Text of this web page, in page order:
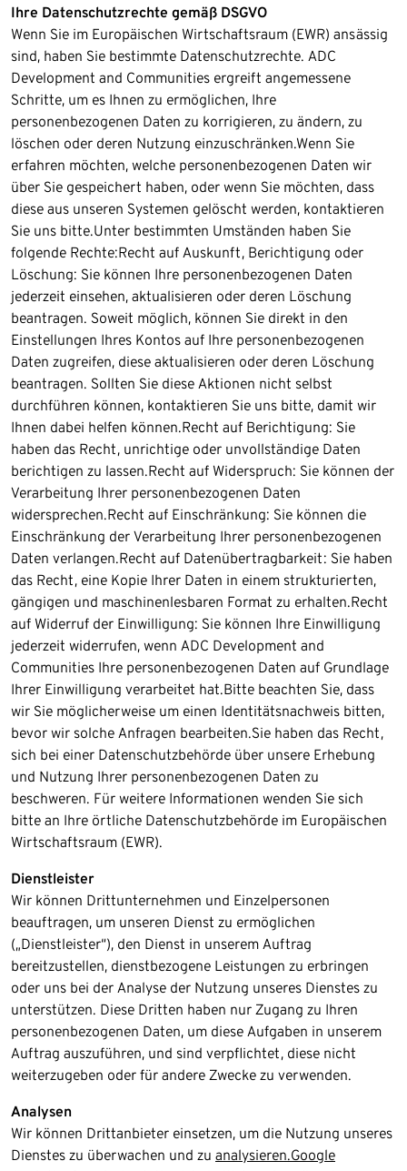
Ihre Datenschutzrechte gemäß DSGVO
Wenn Sie im Europäischen Wirtschaftsraum (EWR) ansässig
sind, haben Sie bestimmte Datenschutzrechte. ADC
Development and Communities ergreift angemessene
Schritte, um es Ihnen zu ermöglichen, Ihre
personenbezogenen Daten zu korrigieren, zu ändern, zu
löschen oder deren Nutzung einzuschränken.Wenn Sie
erfahren möchten, welche personenbezogenen Daten wir
über Sie gespeichert haben, oder wenn Sie möchten, dass
diese aus unseren Systemen gelöscht werden, kontaktieren
Sie uns bitte.Unter bestimmten Umständen haben Sie
folgende Rechte:Recht auf Auskunft, Berichtigung oder
Löschung: Sie können Ihre personenbezogenen Daten
jederzeit einsehen, aktualisieren oder deren Löschung
beantragen. Soweit möglich, können Sie direkt in den
Einstellungen Ihres Kontos auf Ihre personenbezogenen
Daten zugreifen, diese aktualisieren oder deren Löschung
beantragen. Sollten Sie diese Aktionen nicht selbst
durchführen können, kontaktieren Sie uns bitte, damit wir
Ihnen dabei helfen können.Recht auf Berichtigung: Sie
haben das Recht, unrichtige oder unvollständige Daten
berichtigen zu lassen.Recht auf Widerspruch: Sie können der
Verarbeitung Ihrer personenbezogenen Daten
widersprechen.Recht auf Einschränkung: Sie können die
Einschränkung der Verarbeitung Ihrer personenbezogenen
Daten verlangen.Recht auf Datenübertragbarkeit: Sie haben
das Recht, eine Kopie Ihrer Daten in einem strukturierten,
gängigen und maschinenlesbaren Format zu erhalten.Recht
auf Widerruf der Einwilligung: Sie können Ihre Einwilligung
jederzeit widerrufen, wenn ADC Development and
Communities Ihre personenbezogenen Daten auf Grundlage
Ihrer Einwilligung verarbeitet hat.Bitte beachten Sie, dass
wir Sie möglicherweise um einen Identitätsnachweis bitten,
bevor wir solche Anfragen bearbeiten.Sie haben das Recht,
sich bei einer Datenschutzbehörde über unsere Erhebung
und Nutzung Ihrer personenbezogenen Daten zu
beschweren. Für weitere Informationen wenden Sie sich
bitte an Ihre örtliche Datenschutzbehörde im Europäischen
Wirtschaftsraum (EWR).
Dienstleister
Wir können Drittunternehmen und Einzelpersonen
beauftragen, um unseren Dienst zu ermöglichen
(„Dienstleister“), den Dienst in unserem Auftrag
bereitzustellen, dienstbezogene Leistungen zu erbringen
oder uns bei der Analyse der Nutzung unseres Dienstes zu
unterstützen. Diese Dritten haben nur Zugang zu Ihren
personenbezogenen Daten, um diese Aufgaben in unserem
Auftrag auszuführen, und sind verpflichtet, diese nicht
weiterzugeben oder für andere Zwecke zu verwenden.​
Analysen
Wir können Drittanbieter einsetzen, um die Nutzung unseres
Dienstes zu überwachen und zu analysieren.Google